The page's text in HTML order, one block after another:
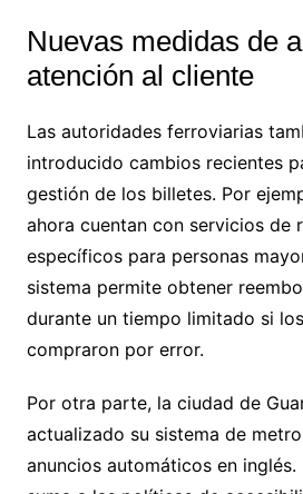
Nuevas medidas de
atención al cliente
Las autoridades ferroviarias
introducido cambios recientes
gestión de los billetes. Por
ahora cuentan con servicios de
específicos para personas
sistema permite obtener
durante un tiempo limitado si
compraron por error.
Por otra parte, la ciudad de
actualizado su sistema de
anuncios automáticos en inglés.